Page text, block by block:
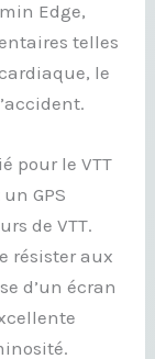
Edge,
telles
le
pour le VTT
GPS
de VTT.
résister aux
d’un écran